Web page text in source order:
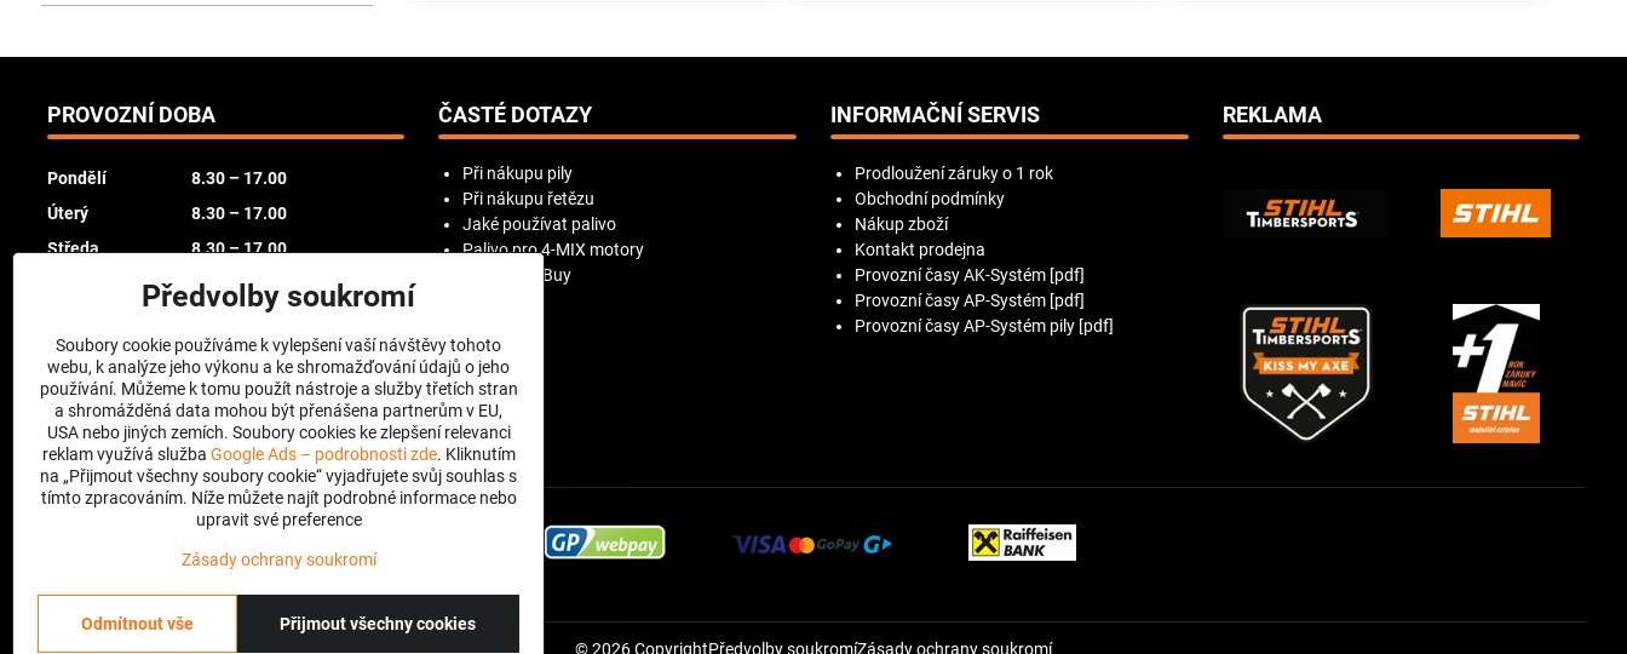
PROVOZNÍ DOBA
Pondělí
8.30 – 17.00
Úterý
8.30 – 17.00
Středa
8.30 – 17.00
8.30 – 17.00
8.30 – 16.00
Sobota
zavřeno
Neděle
zavřeno
ČASTÉ DOTAZY
Při nákupu pily
Při nákupu řetězu
Jaké používat palivo
Palivo pro 4-MIX motory
Try Before Buy
INFORMAČNÍ SERVIS
Prodloužení záruky o 1 rok
Obchodní podmínky
Nákup zboží
Kontakt prodejna
Provozní časy AK-Systém [pdf]
Provozní časy AP-Systém [pdf]
Provozní časy AP-Systém pily [pdf]
REKLAMA
©2026CopyrightPředvolby soukromíZásady ochrany soukromí
Předvolby soukromí
Soubory cookie používáme k vylepšení vaší návštěvy tohoto
webu, k analýze jeho výkonu a ke shromažďování údajů o jeho
používání. Můžeme k tomu použít nástroje a služby třetích stran
a shromážděná data mohou být přenášena partnerům v EU,
USA nebo jiných zemích. Soubory cookies ke zlepšení relevanci
reklam využívá služba Google Ads – podrobnosti zde. Kliknutím
na „Přijmout všechny soubory cookie“ vyjadřujete svůj souhlas s
tímto zpracováním. Níže můžete najít podrobné informace nebo
upravit své preference
Zásady ochrany soukromí
Přijmout všechny cookies
Odmítnout vše